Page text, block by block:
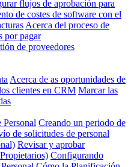
flujos de aprobación para
de costes de software con el
Acerca del proceso de
por pagar
de proveedores
Acerca de as oportunidades de
clientes en CRM Marcar las
Creando un periodo de
de solicitudes de personal
Revisar y aprobar
Configurando